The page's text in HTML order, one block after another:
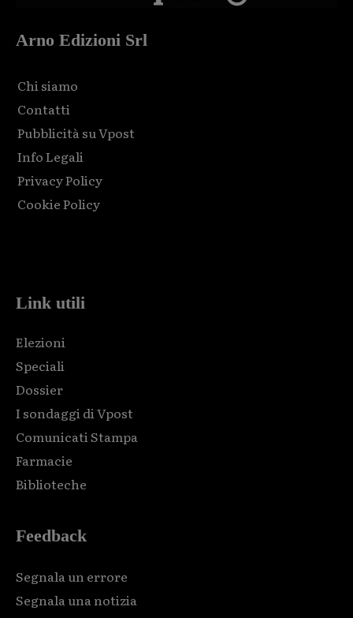
Arno Edizioni Srl
Chi siamo
Contatti
Pubblicità su Vpost
Info Legali
Privacy Policy
Cookie Policy
Link utili
Elezioni
Speciali
Dossier
I sondaggi di Vpost
Comunicati Stampa
Farmacie
Biblioteche
Feedback
Segnala un errore
Segnala una notizia